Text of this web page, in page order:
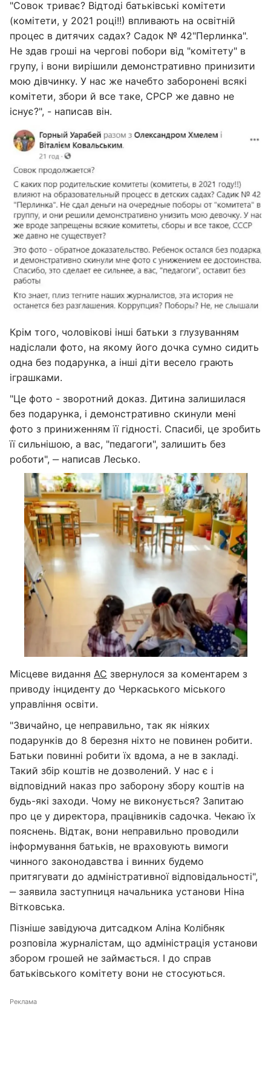
"Совок триває? Відтоді батьківські комітети
(комітети, у 2021 році!!) впливають на освітній
процес в дитячих садах? Садок № 42"Перлинка".
Не здав гроші на чергові побори від "комітету" в
групу, і вони вирішили демонстративно принизити
мою дівчинку. У нас же начебто заборонені всякі
комітети, збори й все таке, СРСР же давно не
існує?", - написав він.
Крім того, чоловікові інші батьки з глузуванням
надіслали фото, на якому його дочка сумно сидить
одна без подарунка, а інші діти весело грають
іграшками.
"Це фото - зворотний доказ. Дитина залишилася
без подарунка, і демонстративно скинули мені
фото з приниженням її гідності. Спасибі, це зробить
її сильнішою, а вас, "педагоги", залишить без
роботи", ‒ написав Лесько.
Місцеве видання АС звернулося за коментарем з
приводу інциденту до Черкаського міського
управління освіти.
"Звичайно, це неправильно, так як ніяких
подарунків до 8 березня ніхто не повинен робити.
Батьки повинні робити їх вдома, а не в закладі.
Такий збір коштів не дозволений. У нас є і
відповідний наказ про заборону збору коштів на
будь-які заходи. Чому не виконується? Запитаю
про це у директора, працівників садочка. Чекаю їх
пояснень. Відтак, вони неправильно проводили
інформування батьків, не враховують вимоги
чинного законодавства і винних будемо
притягувати до адміністративної відповідальності",
‒ заявила заступниця начальника установи Ніна
Вітковська.
Пізніше завідуюча дитсадком Аліна Колібняк
розповіла журналістам, що адміністрація установи
збором грошей не займається. І до справ
батьківського комітету вони не стосуються.
Реклама